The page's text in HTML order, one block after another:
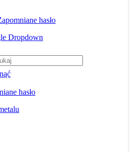
hasło
Dropdown
hasło